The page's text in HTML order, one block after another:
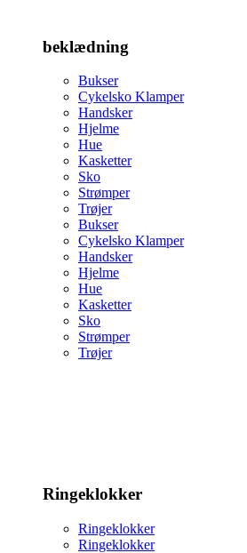
beklædning
Bukser
Cykelsko Klamper
Handsker
Hjelme
Hue
Kasketter
Sko
Strømper
Trøjer
Bukser
Cykelsko Klamper
Handsker
Hjelme
Hue
Kasketter
Sko
Strømper
Trøjer
Ringeklokker
Ringeklokker
Ringeklokker